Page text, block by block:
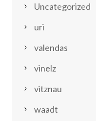
Uncategorized
uri
valendas
vinelz
vitznau
waadt